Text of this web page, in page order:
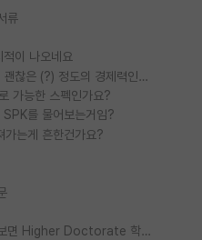
류
이 나오네요
박사진학하기에 2억은 괜찮은 (?) 정도의 경제력인가요
가능한 스펙인가요?
를 물어보는거임?
가는게 흔한건가요?
우리나라도 학구 열풍보면 Higher Doctorate 학위가 필요하다고 봅니다.